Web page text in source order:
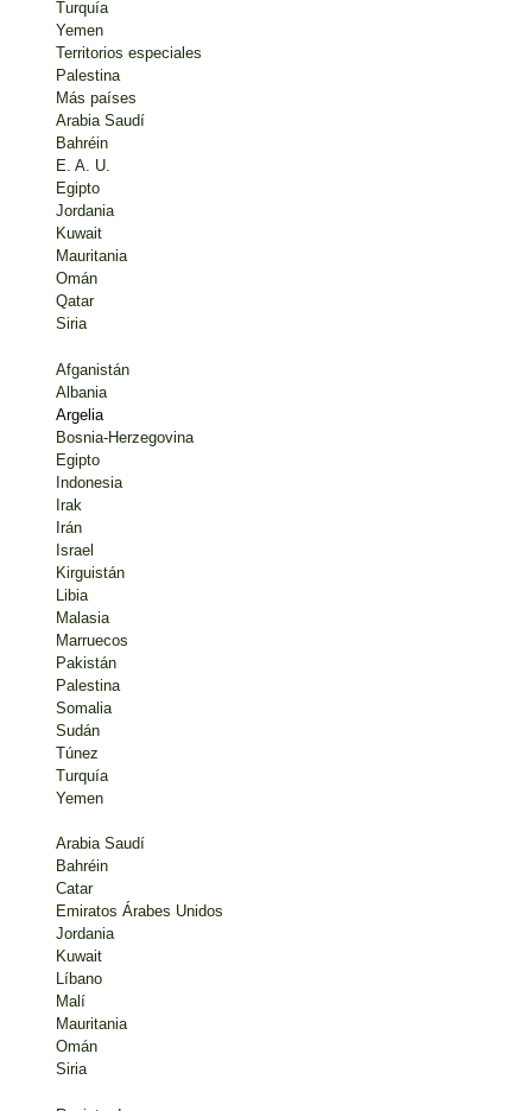
Turquía
Yemen
Territorios especiales
Palestina
Más países
Arabia Saudí
Bahréin
E. A. U.
Egipto
Jordania
Kuwait
Mauritania
Omán
Qatar
Siria
Afganistán
Albania
Argelia
Bosnia-Herzegovina
Egipto
Indonesia
Irak
Irán
Israel
Kirguistán
Libia
Malasia
Marruecos
Pakistán
Palestina
Somalia
Sudán
Túnez
Turquía
Yemen
Arabia Saudí
Bahréin
Catar
Emiratos Árabes Unidos
Jordania
Kuwait
Líbano
Malí
Mauritania
Omán
Siria